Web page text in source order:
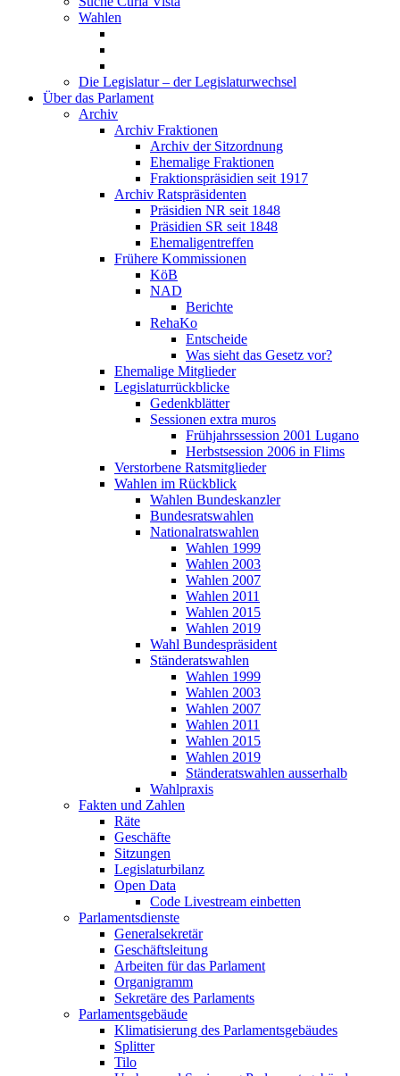
Wahlen
Die Legislatur – der Legislaturwechsel
Über das Parlament
Archiv
Archiv Fraktionen
Archiv der Sitzordnung
Ehemalige Fraktionen
Fraktionspräsidien seit 1917
Archiv Ratspräsidenten
Präsidien NR seit 1848
Präsidien SR seit 1848
Ehemaligentreffen
Frühere Kommissionen
KöB
NAD
Berichte
RehaKo
Entscheide
Was sieht das Gesetz vor?
Ehemalige Mitglieder
Legislaturrückblicke
Gedenkblätter
Sessionen extra muros
Frühjahrssession 2001 Lugano
Herbstsession 2006 in Flims
Verstorbene Ratsmitglieder
Wahlen im Rückblick
Wahlen Bundeskanzler
Bundesratswahlen
Nationalratswahlen
Wahlen 1999
Wahlen 2003
Wahlen 2007
Wahlen 2011
Wahlen 2015
Wahlen 2019
Wahl Bundespräsident
Ständeratswahlen
Wahlen 1999
Wahlen 2003
Wahlen 2007
Wahlen 2011
Wahlen 2015
Wahlen 2019
Ständeratswahlen ausserhalb
Wahlpraxis
Fakten und Zahlen
Räte
Geschäfte
Sitzungen
Legislaturbilanz
Open Data
Code Livestream einbetten
Parlamentsdienste
Generalsekretär
Geschäftsleitung
Arbeiten für das Parlament
Organigramm
Sekretäre des Parlaments
Parlamentsgebäude
Klimatisierung des Parlamentsgebäudes
Splitter
Tilo